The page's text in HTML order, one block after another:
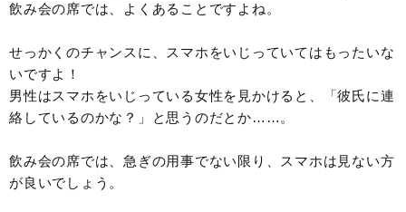
飲み会の席では、よくあることですよね。
せっかくのチャンスに、スマホをいじっていてはもったいな
いですよ！
男性はスマホをいじっている女性を見かけると、「彼氏に連
絡しているのかな？」と思うのだとか……。
飲み会の席では、急ぎの用事でない限り、スマホは見ない方
が良いでしょう。